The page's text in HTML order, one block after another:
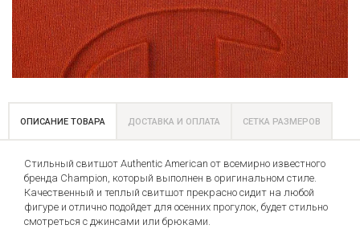
ОПИСАНИЕ ТОВАРА ДОСТАВКА И ОПЛАТА СЕТКА РАЗМЕРОВ
Стильный свитшот Authentic American от всемирно известного
бренда Champion, который выполнен в оригинальном стиле.
Качественный и теплый свитшот прекрасно сидит на любой
фигуре и отлично подойдет для осенних прогулок, будет стильно
смотреться с джинсами или брюками.